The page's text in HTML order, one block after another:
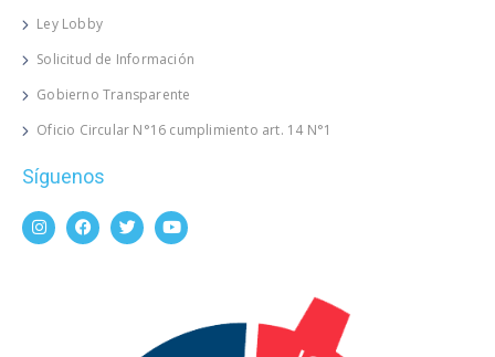
Ley Lobby
Solicitud de Información
Gobierno Transparente
Oficio Circular N°16 cumplimiento art. 14 N°1
Síguenos